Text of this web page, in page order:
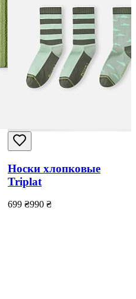
Носки хлопковые
Triplat
699 ₴990 ₴